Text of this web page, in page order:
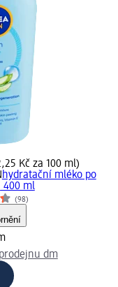
Kč za 100 ml)
hydratační mléko po
400 ml
(98)
dm